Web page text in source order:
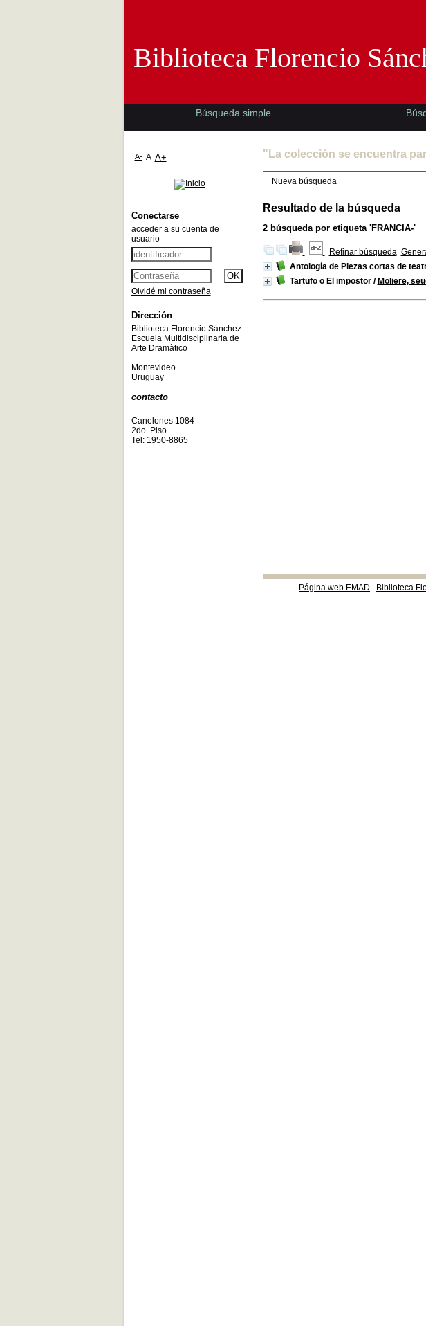
"La colección se encuentra
Nueva búsqueda
Resultado de la búsqueda
2búsqueda por etiqueta 'FRANCIA-'
Refinar búsqueda
Antología de Piezas cortas de
Tartufo o El impostor/ Moliere,
Página web EMAD Biblioteca
Biblioteca Florencio
Búsqueda simple
A- A A+
Conectarse
acceder a su cuenta de
usuario
Olvidé mi contraseña
Dirección
Biblioteca Florencio Sànchez -
Escuela Multidisciplinaria de
Arte Dramàtico
Montevideo
Uruguay
contacto
Canelones 1084
2do. Piso
Tel: 1950-8865